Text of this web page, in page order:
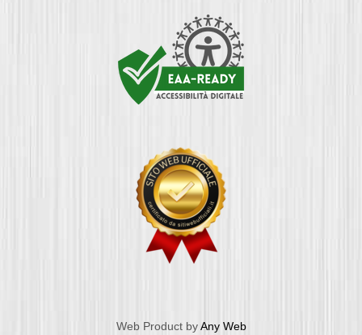
Web Product byAny Web